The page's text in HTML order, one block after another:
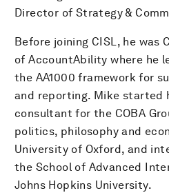
Director of Strategy &
Before joining CISL, he was
of AccountAbility where he
the AA1000 framework for
and reporting. Mike started
consultant for the COBA
politics, philosophy and
University of Oxford, and
the School of Advanced
Johns Hopkins University.